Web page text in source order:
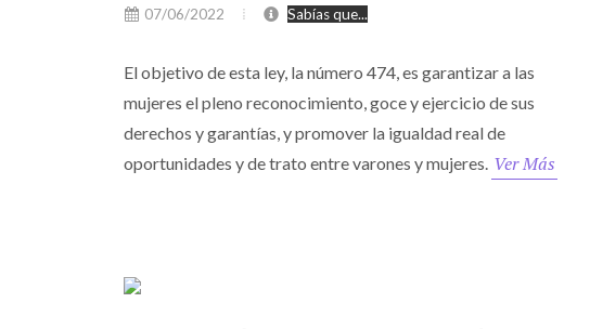
07/06/2022 Sabías que...
El objetivo de esta ley, la número 474, es garantizar a las
mujeres el pleno reconocimiento, goce y ejercicio de sus
derechos y garantías, y promover la igualdad real de
oportunidades y de trato entre varones y mujeres. Ver Más